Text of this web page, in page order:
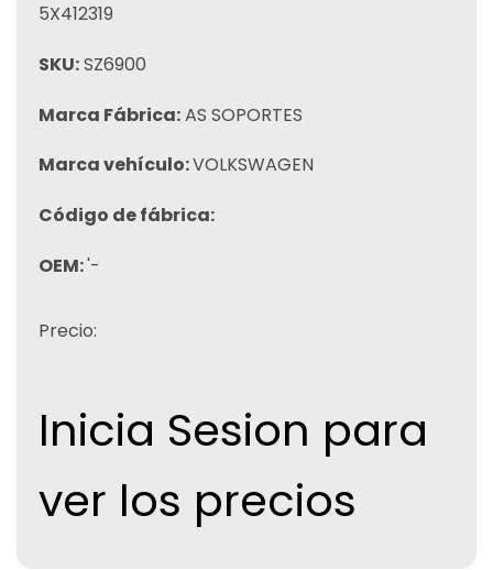
5X412319
SKU:SZ6900
Marca Fábrica:AS SOPORTES
Marca vehículo:VOLKSWAGEN
Código de fábrica:
OEM:'-
Precio:
Inicia Sesion para
ver los precios